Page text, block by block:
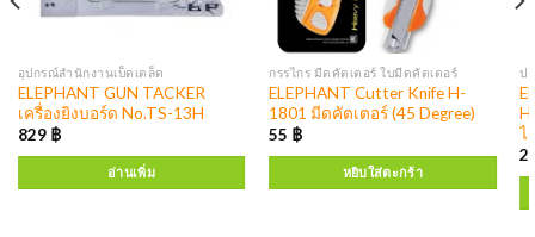
อุปกรณ์สำนักงานเบ็ดเตล็ด
ELEPHANT GUN TACKER
เครื่องยิงบอร์ด No.TS-13H
829 ฿
อ่านเพิ่ม
กรรไกร มีดคัตเตอร์ ใบมีดคัตเตอร์
ELEPHANT Cutter Knife H-
1801 มีดคัตเตอร์ (45 Degree)
55 ฿
หยิบใส่ตะกร้า
ป
ไ